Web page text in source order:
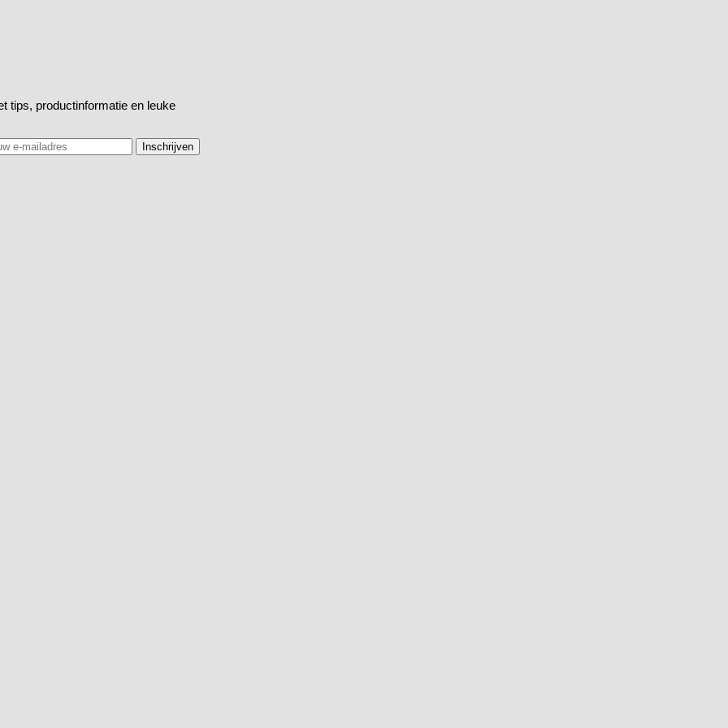
tips, productinformatie en leuke